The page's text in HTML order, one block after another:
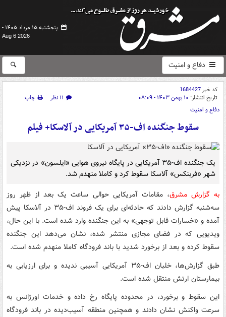
پنجشنبه ۱۵ مرداد ۱۴۰۵ -
Aug 6 2026
دفاع و امنیت
کد خبر1684427
تاریخ انتشار: ۱۰ بهمن ۱۴۰۳ - ۰۸:۰۹ ۱۱ نظر
چاپ
دفاع و امنیت
سقوط جنگنده اف-۳۵ آمریکایی در آلاسکا+ فیلم
یک جنگنده اف‌-۳۵ آمریکایی در پایگاه نیروی هوایی «ایلسون» در نزدیکی
شهر «فربنکس» آلاسکا سقوط کرد و کاملا منهدم شد.
به گزارش مشرق، مقامات آمریکایی حوالی ساعت یک بعد از ظهر روز
سه‌شنبه گزارش دادند که حادثه‌ای برای یک فروند اف-۳۵ در آلاسکا پیش
آمده و «خسارات قابل توجهی» به این جنگنده وارد شده است. با این حال،
ویدیویی که در فضای مجازی منتشر شده، نشان می‌دهد این جنگنده
سقوط کرده و بعد از برخورد شدید با باند فرودگاه کاملا منهدم شده است.
طبق گزارش‌ها، خلبان اف-۳۵ آمریکایی آسیبی ندیده و برای ارزیابی به
بیمارستان ارتش منتقل شده است.
این سقوط و برخورد، در محدوده پایگاه رخ داده و خدمات اورژانس به
سرعت واکنش نشان دادند و همچنین منطقه آسیب‌دیده در باند فرودگاه